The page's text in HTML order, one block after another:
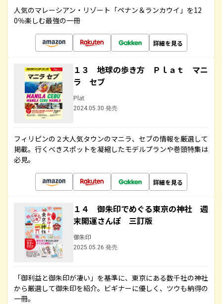
人気のマレーシアン・リゾート「ペナン＆ランカウイ」を12
0％楽しむ最強の一冊
詳細を見る
１３ 地球の歩き方 Ｐｌａｔ マニ
ラ セブ
Plat
2024.05.30 発売
フィリピンの２大人気タウンのマニラ、セブの情報を厳選して
掲載。行くべきスポットを凝縮したモデルプランや巻頭特集は
必見。
詳細を見る
１４ 御朱印でめぐる東京の神社 週
末開運さんぽ 三訂版
御朱印
2025.05.26 発売
「御利益と御朱印が凄い」を基準に、東京にある数千社の神社
から厳選して御朱印を紹介。ビギナーに優しく、ツウも納得の
一冊。